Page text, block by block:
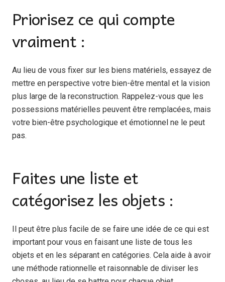
Priorisez ce qui compte
vraiment :
Au lieu de vous fixer sur les biens matériels, essayez de
mettre en perspective votre bien-être mental et la vision
plus large de la reconstruction. Rappelez-vous que les
possessions matérielles peuvent être remplacées, mais
votre bien-être psychologique et émotionnel ne le peut
pas.
Faites une liste et
catégorisez les objets :
Il peut être plus facile de se faire une idée de ce qui est
important pour vous en faisant une liste de tous les
objets et en les séparant en catégories. Cela aide à avoir
une méthode rationnelle et raisonnable de diviser les